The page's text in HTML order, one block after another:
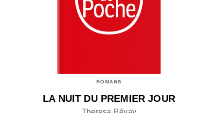
ROMANS
LA NUIT DU PREMIER JOUR